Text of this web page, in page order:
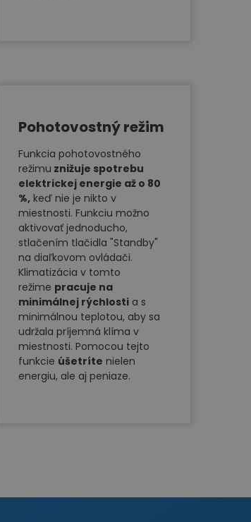
Pohotovostný režim
Funkcia pohotovostného
režimu znižuje spotrebu
elektrickej energie až o 80
%, keď nie je nikto v
miestnosti. Funkciu možno
aktivovať jednoducho,
stlačením tlačidla "Standby"
na diaľkovom ovládači.
Klimatizácia v tomto
režime pracuje na
minimálnej rýchlosti a s
minimálnou teplotou, aby sa
udržala príjemná klíma v
miestnosti. Pomocou tejto
funkcie úšetríte nielen
energiu, ale aj peniaze.